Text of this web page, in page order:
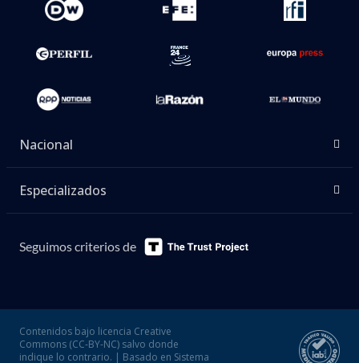
Nacional
Especializados
Seguimos criterios de
Contenidos bajo licencia Creative
Commons (CC-BY-NC) salvo donde
indique lo contrario. | Basado en Sistema